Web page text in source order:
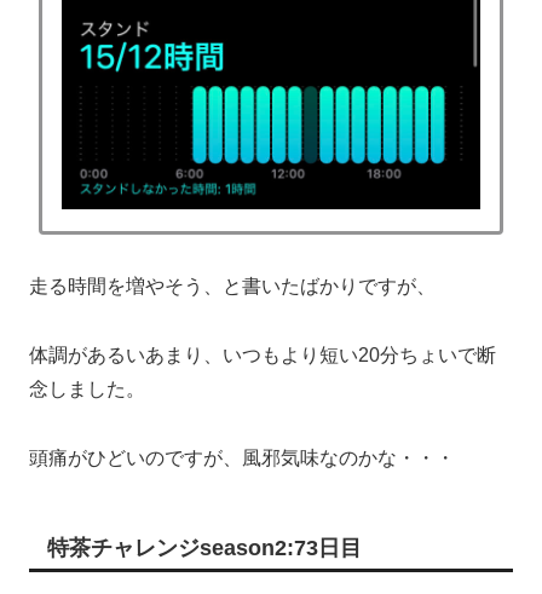
走る時間を増やそう、と書いたばかりですが、
体調があるいあまり、いつもより短い20分ちょいで断
念しました。
頭痛がひどいのですが、風邪気味なのかな・・・
特茶チャレンジseason2:73日目